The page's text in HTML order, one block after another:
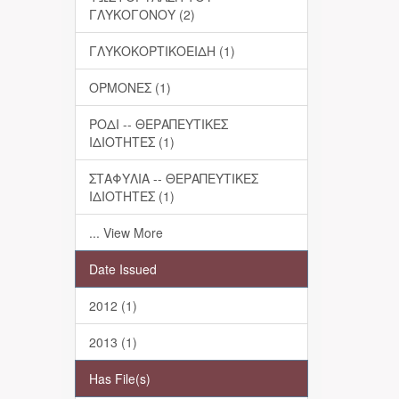
ΓΛΥΚΟΓΟΝΟΥ (2)
ΓΛΥΚΟΚΟΡΤΙΚΟΕΙΔΗ (1)
ΟΡΜΟΝΕΣ (1)
ΡΟΔΙ -- ΘΕΡΑΠΕΥΤΙΚΕΣ
ΙΔΙΟΤΗΤΕΣ (1)
ΣΤΑΦΥΛΙΑ -- ΘΕΡΑΠΕΥΤΙΚΕΣ
ΙΔΙΟΤΗΤΕΣ (1)
... View More
Date Issued
2012 (1)
2013 (1)
Has File(s)